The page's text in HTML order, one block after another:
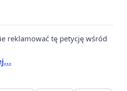
a także wszystkich
mające na celu
decyzji RDOŚ.
reklamować tę petycję wśród